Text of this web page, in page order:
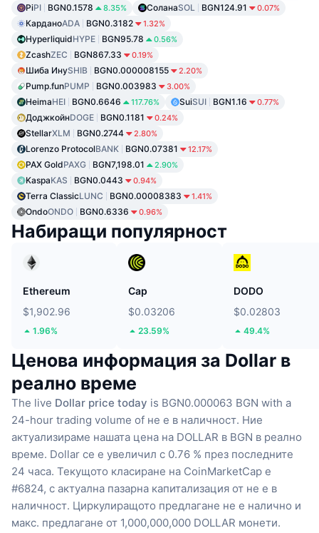
PiPI BGN0.1578 8.35% СоланаSOL BGN124.91 0.07%
КарданоADA BGN0.3182 1.32%
HyperliquidHYPE BGN95.78 0.56%
ZcashZEC BGN867.33 0.19%
Шиба ИнуSHIB BGN0.000008155 2.20%
Pump.funPUMP BGN0.003983 3.00%
HeimaHEI BGN0.6646 117.76% SuiSUI BGN1.16 0.77%
ДоджкойнDOGE BGN0.1181 0.24%
StellarXLM BGN0.2744 2.80%
Lorenzo ProtocolBANK BGN0.07381 12.17%
PAX GoldPAXG BGN7,198.01 2.90%
KaspaKAS BGN0.0443 0.94%
Terra ClassicLUNC BGN0.00008383 1.41%
OndoONDO BGN0.6336 0.96%
Набиращи популярност
Ethereum
$1,902.96
1.96%
Cap
$0.03206
23.59%
DODO
$0.02803
49.4%
Ценова информация за Dollar в
реално време
The live Dollar price today is BGN0.000063 BGN with a
24-hour trading volume of не е в наличност. Ние
актуализираме нашата цена на DOLLAR в BGN в реално
време. Dollar се е увеличил с 0.76 % през последните
24 часа. Текущото класиране на CoinMarketCap е
#6824, с актуална пазарна капитализация от не е в
наличност. Циркулиращото предлагане не е налично и
макс. предлагане от 1,000,000,000 DOLLAR монети.